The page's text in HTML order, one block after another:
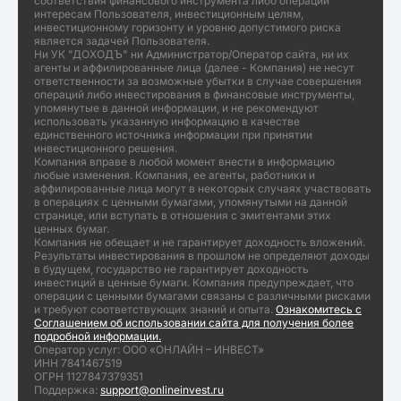
интересам Пользователя, инвестиционным целям,
инвестиционному горизонту и уровню допустимого риска
является задачей Пользователя.
Ни УК "ДОХОДЪ" ни Администратор/Оператор сайта, ни их
агенты и аффилированные лица (далее - Компания) не несут
ответственности за возможные убытки в случае совершения
операций либо инвестирования в финансовые инструменты,
упомянутые в данной информации, и не рекомендуют
использовать указанную информацию в качестве
единственного источника информации при принятии
инвестиционного решения.
Компания вправе в любой момент внести в информацию
любые изменения. Компания, ее агенты, работники и
аффилированные лица могут в некоторых случаях участвовать
в операциях с ценными бумагами, упомянутыми на данной
странице, или вступать в отношения с эмитентами этих
ценных бумаг.
Компания не обещает и не гарантирует доходность вложений.
Результаты инвестирования в прошлом не определяют доходы
в будущем, государство не гарантирует доходность
инвестиций в ценные бумаги. Компания предупреждает, что
операции с ценными бумагами связаны с различными рисками
и требуют соответствующих знаний и опыта. Ознакомитесь с
Соглашением об использовании сайта для получения более
подробной информации.
Оператор услуг: ООО «ОНЛАЙН – ИНВЕСТ»
ИНН 7841467519
ОГРН 1127847379351
Поддержка: support@onlineinvest.ru